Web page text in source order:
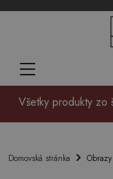
Všetky produkty zo
Domovská stránka